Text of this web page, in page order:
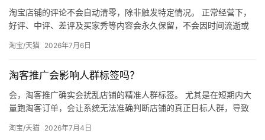
淘宝店铺的评论不会自动清零，除非触发特定情况。 正常经营下，
好评、中评、差评及买家秀等内容会永久保留，不会因时间流逝或
示。…
淘宝/天猫 2026年7月6日
淘客推广会影响人群标签吗？
会，淘客推广确实会扰乱店铺的精准人群标签。 尤其是在短期内大
量跑淘客订单，会让系统无法准确判断店铺的真正目标人群，导致
宝…
淘宝/天猫 2026年7月4日